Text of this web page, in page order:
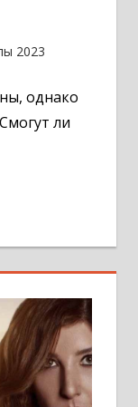
2023
однако
ли